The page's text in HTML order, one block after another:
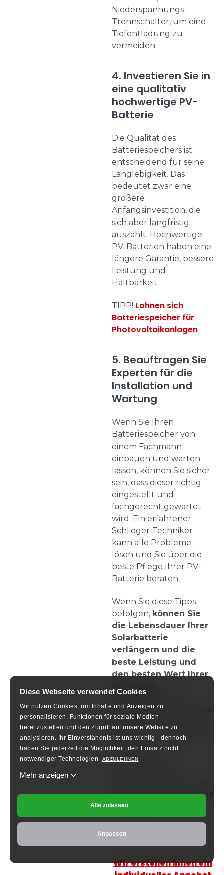
Diese Webseite verwendet Cookies
Wir nutzen Cookies, um Inhalte und Anzeigen zu
personalisieren, Funktionen für soziale Medien
bereitzustellen und den Zugriff auf unsere Website zu
analysieren.
Ihr Einverständnis ist uns wichtig - dennoch
haben Sie jederzeit die Möglichkeit, den Einsatz nicht
notwendiger Technologien
ABZULEHNEN
Mehr anzeigen
Alle zulassen
Anpassen
Niederspannungs-
Trennschalter, um eine
Tiefentladung zu
vermeiden.
4. Investieren Sie in
eine qualitativ
hochwertige PV-
Batterie
Die Qualität des
Batteriespeichers ist
entscheidend für seine
Langlebigkeit. Das
bedeutet zwar eine
größere
Anfangsinvestition, die
sich aber langfristig
auszahlt. Hochwertige
PV-Batterien haben eine
längere Garantie, bessere
Leistung und
Haltbarkeit.
TIPP! Lohnen sich
Batteriespeicher für
Photovoltaikanlagen
5. Beauftragen Sie
Experten für die
Installation und
Wartung
Wenn Sie Ihren
Batteriespeicher von
einem Fachmann
einbauen und warten
lassen, können Sie sicher
sein, dass dieser richtig
eingestellt und
fachgerecht gewartet
wird. Ein erfahrener
Schlieger-Techniker
kann alle Probleme
lösen und Sie über die
beste Pflege Ihrer PV-
Batterie beraten.
Wenn Sie diese Tipps
befolgen, können Sie
die Lebensdauer Ihrer
Solarbatterie
verlängern und die
beste Leistung und
den besten Wert Ihrer
hochwertige PV-Batterie
von einem zuverlässigen
Anbieter in Kombination
mit einer
fachmännischen
effiziente und langlebige
Solaranlage.
Wir erstellen Ihnen ein